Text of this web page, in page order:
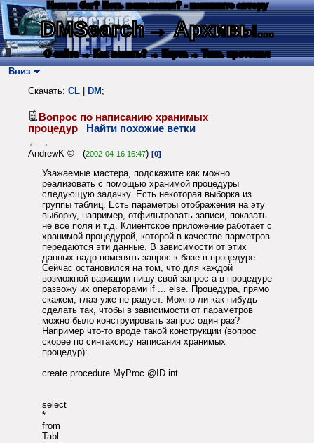
Нашли баг? Есть пожелания? - напишите автору
DMSearch→ Архивы...
О сайте → Как искать? → Карта → Текс. протокол
Вниз
Скачать: CL DM ;
Вопрос по написанию хранимых
процедур
Найти похожие ветки
← →
AndrewK © (2002-04-16 16:47) [0]
Уважаемые мастера, подскажите как можно
реализовать с помощью хранимой процедуры
следующую задачку. Есть некоторая выборка из
группы таблиц. Есть параметры отображения на эту
выборку, например, отфильтровать записи, показать
не все поля и т.д. Клиентское приложение работает с
хранимой процедурой, которой в качестве парметров
передаются эти данные. В зависимости от этих
данных надо поменять запрос к базе в процедуре.
Сейчас остановился на том, что для каждой
возможной вариации пишу свой запрос а в процедуре
развожу их операторами if ... else. Процедура, прямо
скажем, глаз уже не радует. Можно ли как-нибудь
сделать так, чтобы в зависимости от параметров
можно было конструировать запрос один раз?
Например что-то вроде такой конструкции (вопрос
скорее по синтаксису написания хранимых
процедур):
create procedure MyProc @ID int
select
*
from
Tabl